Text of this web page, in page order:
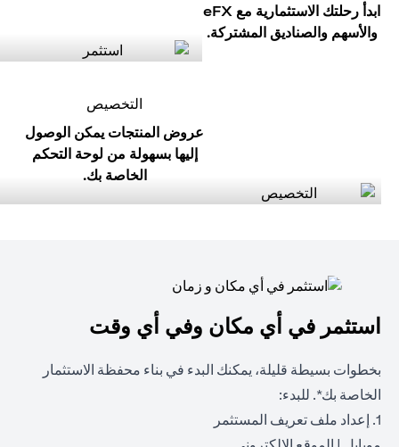
ابدأ رحلتك الاستثمارية مع eFX
والأسهم والصناديق المشتركة.
التخصيص
عروض المنتجات يمكن الوصول
إليها بسهولة من لوحة التحكم
الخاصة بك.
استثمر في أي مكان وفي أي وقت
بخطوات بسيطة قليلة، يمكنك البدء في بناء محفظة الاستثمار
الخاصة بك*. للبدء:
1. إعداد ملف تعريف المستثمر